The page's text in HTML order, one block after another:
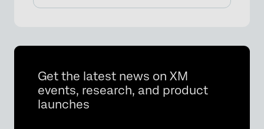
Get the latest news on XM
events, research, and product
launches